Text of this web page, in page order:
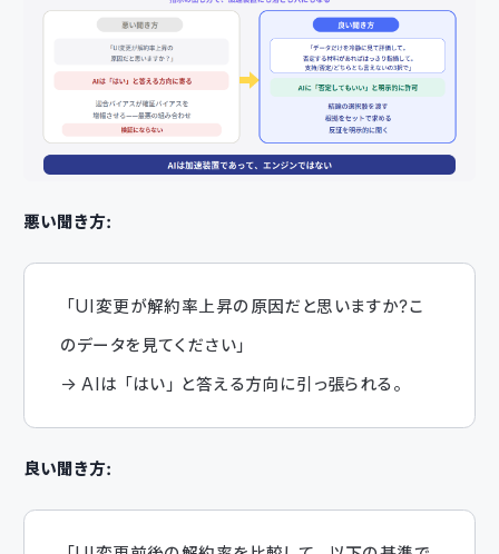
悪い聞き方：
「UI変更が解約率上昇の原因だと思いますか？こ
のデータを見てください」
→ AIは「はい」と答える方向に引っ張られる。
良い聞き方：